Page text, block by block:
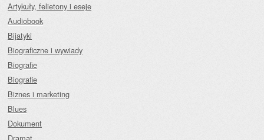
Artykuły, felietony i eseje
Audiobook
Bijatyki
Biograficzne i wywiady
Biografie
Biografie
Biznes i marketing
Blues
Dokument